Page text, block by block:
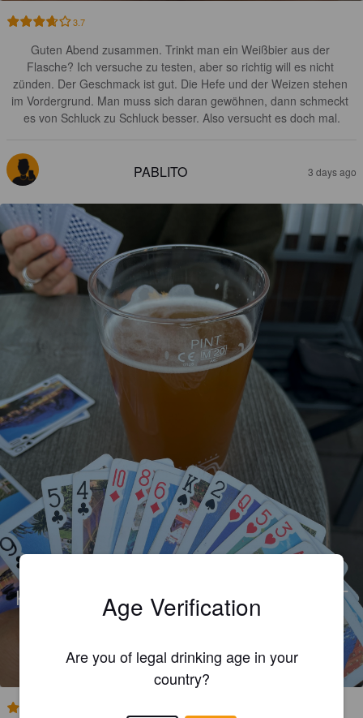
3.7
Guten Abend zusammen. Trinkt man ein Weißbier aus der
Flasche? Ich versuche zu testen, aber so richtig will es nicht
zünden. Der Geschmack ist gut. Die Hefe und der Weizen stehen
im Vordergrund. Man muss sich daran gewöhnen, dann schmeckt
es von Schluck zu Schluck besser. Also versucht es doch mal.
PABLITO 3 days ago
KÖNIG LUDWIG WEISSBIER WHEAT
BEER
(Warsteiner).
Age Verification
Are you of legal drinking age in your
country?